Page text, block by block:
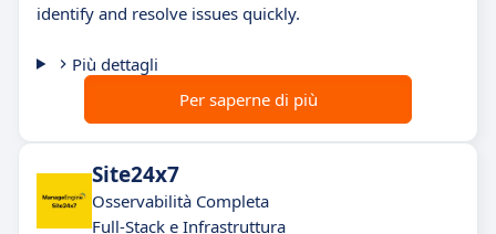
identify and resolve issues quickly.
Più dettagli
Per saperne di più
Site24x7
Osservabilità Completa
Full-Stack e Infrastruttura